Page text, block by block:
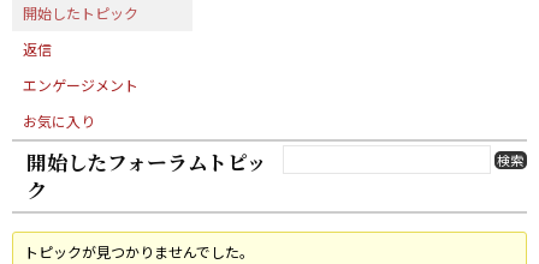
開始したトピック
返信
エンゲージメント
お気に入り
開始したフォーラムトピッ
ク
トピックが見つかりませんでした。